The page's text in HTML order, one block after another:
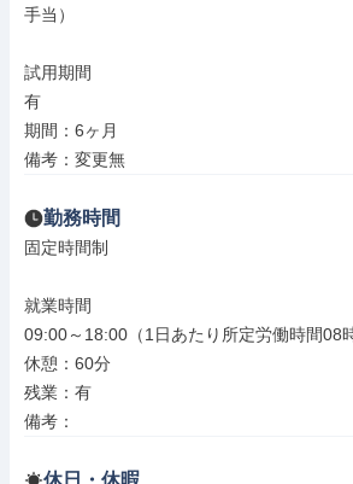
手当）
試用期間
有
期間：6ヶ月
備考：変更無
勤務時間
固定時間制
就業時間
09:00～18:00（1日あたり所定労働時間08
休憩：60分
残業：有
備考：
休日・休暇